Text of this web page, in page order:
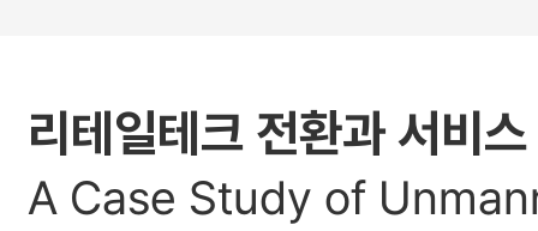
리테일테크 전환과 서비
A Case Study of